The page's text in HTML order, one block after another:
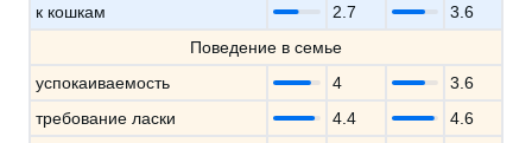
к кошкам
2.7
3.6
Поведение в семье
успокаиваемость
4
3.6
требование ласки
4.4
4.6